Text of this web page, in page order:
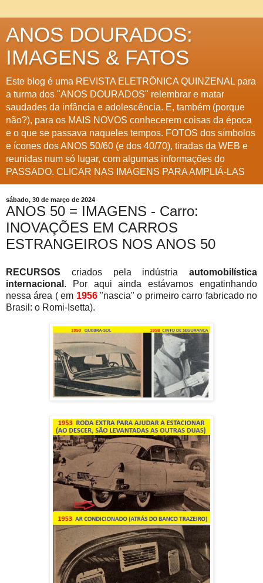
ANOS DOURADOS:
IMAGENS & FATOS
Este blog é uma REVISTA ELETRÔNICA QUINZENAL para
a turma dos "ANOS DOURADOS" relembrar e matar
saudades da infância e adolescência. E, também (porque
não?), para os MAIS NOVOS conhecerem coisas da época
e o que se passava naqueles tempos. FOTOS dos símbolos
e ícones dos ANOS 50/60 (e dos 40/70), tiradas da WEB e
reunidas num só lugar, com algumas informações do
PASSADO. CLICAR NAS IMAGENS PARA AMPLIÁ-LAS
sábado, 30 de março de 2024
ANOS 50 = IMAGENS - Carro:
INOVAÇÕES EM CARROS
ESTRANGEIROS NOS ANOS 50
RECURSOS criados pela indústria automobilística
internacional . Por aqui ainda estávamos engatinhando
nessa área ( em 1956"nascia" o primeiro carro fabricado no
Brasil: o Romi-Isetta).